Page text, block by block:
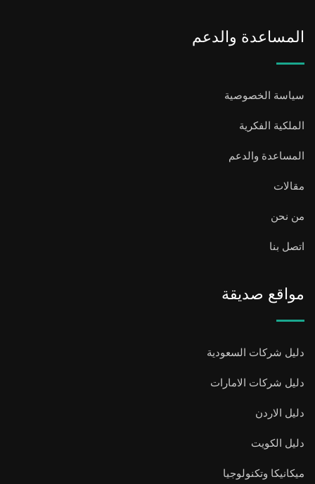
المساعدة والدعم
سياسة الخصوصية
الملكية الفكرية
المساعدة والدعم
مقالات
من نحن
اتصل بنا
مواقع صديقة
دليل شركات السعودية
دليل شركات الامارات
دليل الاردن
دليل الكويت
ميكانيكا وتكنولوجيا